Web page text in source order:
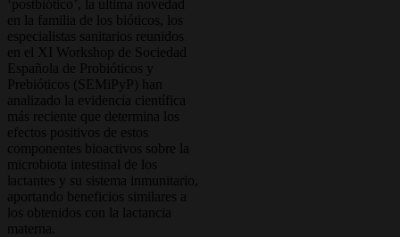
‘postbiótico’, la última novedad
en la familia de los bióticos, los
especialistas sanitarios reunidos
en el XI Workshop de Sociedad
Española de Probióticos y
Prebióticos (SEMiPyP) han
analizado la evidencia científica
más reciente que determina los
efectos positivos de estos
componentes bioactivos sobre la
microbiota intestinal de los
lactantes y su sistema inmunitario,
aportando beneficios similares a
los obtenidos con la lactancia
materna.